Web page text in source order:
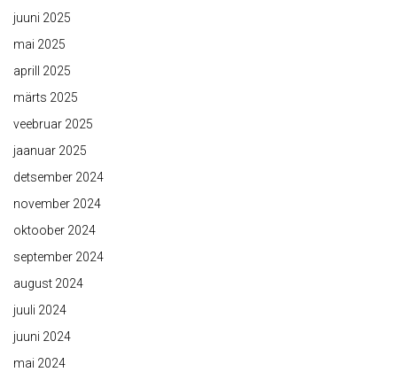
juuni 2025
mai 2025
aprill 2025
märts 2025
veebruar 2025
jaanuar 2025
detsember 2024
november 2024
oktoober 2024
september 2024
august 2024
juuli 2024
juuni 2024
mai 2024